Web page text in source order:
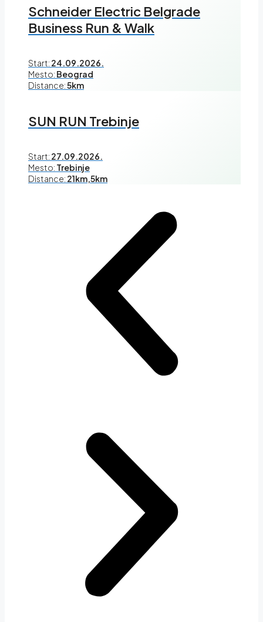
Schneider Electric Belgrade
Business Run & Walk
Start: 24.09.2026.
Mesto: Beograd
Distance:5km
SUN RUN Trebinje
Start: 27.09.2026.
Mesto: Trebinje
Distance: 21km,5km